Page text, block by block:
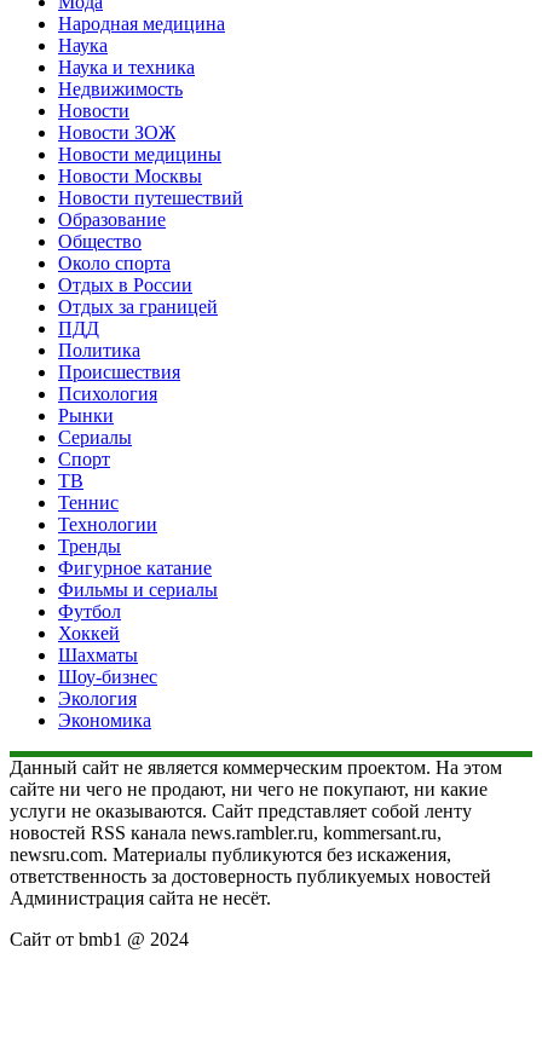
Народная медицина
Наука
Наука и техника
Недвижимость
Новости
Новости ЗОЖ
Новости медицины
Новости Москвы
Новости путешествий
Образование
Общество
Около спорта
Отдых в России
Отдых за границей
ПДД
Политика
Происшествия
Психология
Рынки
Сериалы
Спорт
ТВ
Теннис
Технологии
Тренды
Фигурное катание
Фильмы и сериалы
Футбол
Хоккей
Шахматы
Шоу-бизнес
Экология
Экономика
Данный сайт не является коммерческим проектом. На этом
сайте ни чего не продают, ни чего не покупают, ни какие
услуги не оказываются. Сайт представляет собой ленту
новостей RSS канала news.rambler.ru, kommersant.ru,
newsru.com. Материалы публикуются без искажения,
ответственность за достоверность публикуемых новостей
Администрация сайта не несёт.
Сайт от bmb1 @ 2024